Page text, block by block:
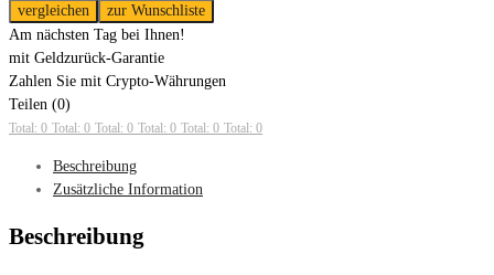
vergleichen
zur Wunschliste
Am nächsten Tag bei Ihnen!
mit Geldzurück-Garantie
Zahlen Sie mit Crypto-Währungen
Teilen (0)
Total: 0 Total: 0 Total: 0 Total: 0 Total: 0 Total: 0
Beschreibung
Zusätzliche Information
Beschreibung